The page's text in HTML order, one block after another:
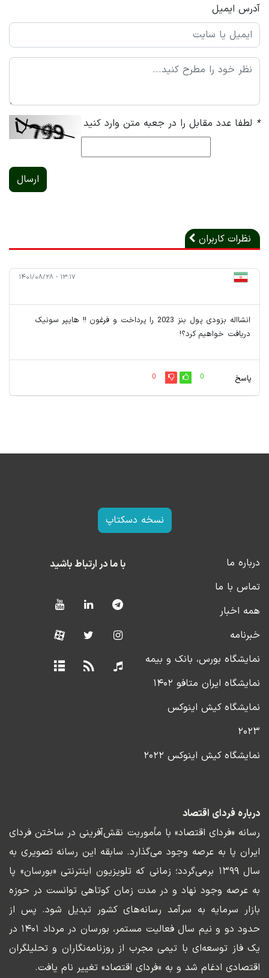
آدرس ایمیل
* لطفا عدد مقابل را در جعبه متن وارد کنید
ارسال
نظرات کاربران
۱۳:۱۷ - ۱۴۰۱/۰۸/۲۸
انشااله بزودی پول بنز 2023 را پرداخت و فرغون !! هایپر سونیک
دریافت خواهیم کرد؟!
پاسخ 0
0
نسخه دسکتاپ
درباره ما
تماس با ما
همه اخبار
خبرنامه
نمایشگاه بورس، بانک و بیمه
نمایشگاه ایران متافو ۱۴۰۲
نمایشگاه کیش اینوکس
۲۰۲۳
نمایشگاه کیش اینوکس ۲۰۲۲
با ما در ارتباط باشید
درباره فردای اقتصاد
رسانه «فردای اقتصاد» با مأموریت نقش‌آفرینی در ساختن فردای
ایران پا به عرصه وجود می‌گذارد. سابقه این رسانه تصویری به
سال ۱۳۹۹ برمی‌گردد؛ زمانی که تلویزیون اینترنتی «بورسان» پا
به عرصه وجود نهاد و در مدت زمان کوتاهی توانست در حوزه
بازار سرمایه به سرآمد رسانه‌های کشور تبدیل شود. پس از
حدود دو و نیم سال فعالیت مستمر، بورسان در مرداد ۱۴۰۱ در
یک فاز توسعه‌ای با تیمی مجرب از روزنامه‌نگاران و تحلیلگران
اقتصادی ادغام شد و به «فردای اقتصاد» تغییر نام یافت.